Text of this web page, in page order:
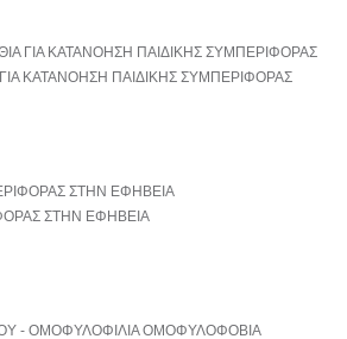
ΚΑΤΑΝΟΗΣΗ ΠΑΙΔΙΚΗΣ ΣΥΜΠΕΡΙΦΟΡΑΣ
ΣΤΗΝ ΕΦΗΒΕΙΑ